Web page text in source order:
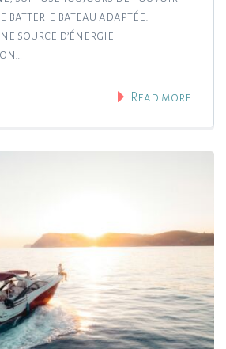
batterie bateau adaptée.
source d’énergie
Read more